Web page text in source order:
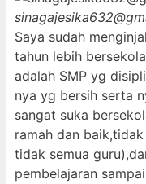
Saya sudah
tahun lebih
adalah SMP yg
nya yg bersih serta
sangat suka
ramah dan
tidak semua
pembelajaran